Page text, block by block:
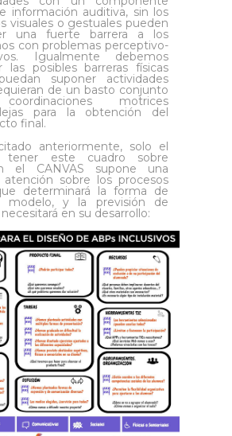
información auditiva, sin los
visuales o gestuales pueden
una fuerte barrera a los
con problemas perceptivo-
Igualmente debemos
las posibles barreras físicas
suponer actividades
de un basto conjunto
motrices
para la obtención del
final.
anteriormente, solo el
tener este cuadro sobre
el CANVAS supone una
atención sobre los procesos
determinará la forma de
modelo, y la previsión de
en su desarrollo: